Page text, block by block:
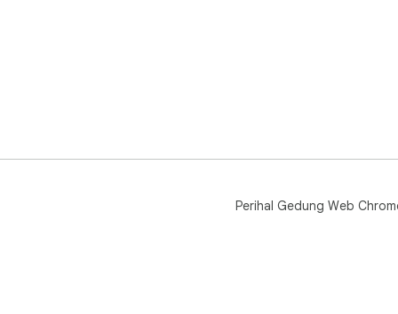
Perihal Gedung Web